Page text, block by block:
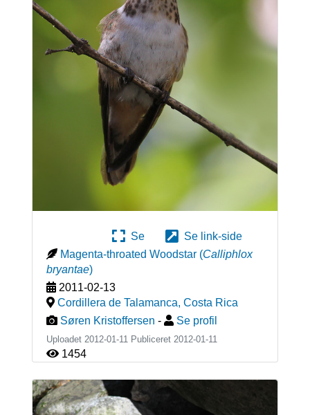
Se
Se link-side
Magenta-throated Woodstar (Calliphlox
bryantae)
2011-02-13
Cordillera de Talamanca, Costa Rica
Søren Kristoffersen - Se profil
Uploadet 2012-01-11 Publiceret 2012-01-11
1454